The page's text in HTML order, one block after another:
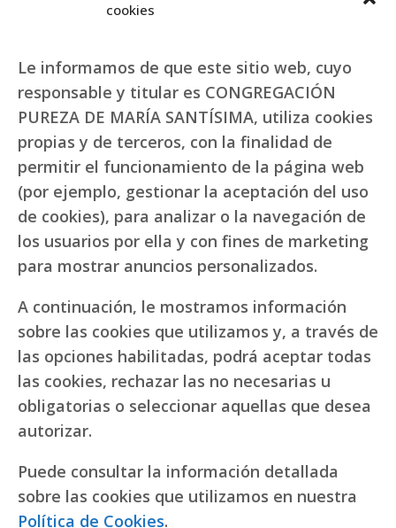
cookies
Le informamos de que este sitio web, cuyo
responsable y titular es CONGREGACIÓN
PUREZA DE MARÍA SANTÍSIMA, utiliza cookies
propias y de terceros, con la finalidad de
permitir el funcionamiento de la página web
(por ejemplo, gestionar la aceptación del uso
de cookies), para analizar o la navegación de
los usuarios por ella y con fines de marketing
para mostrar anuncios personalizados.
A continuación, le mostramos información
sobre las cookies que utilizamos y, a través de
las opciones habilitadas, podrá aceptar todas
las cookies, rechazar las no necesarias u
obligatorias o seleccionar aquellas que desea
autorizar.
Puede consultar la información detallada
sobre las cookies que utilizamos en nuestra
Política de Cookies.